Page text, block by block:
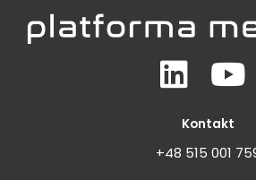
Kontakt
+48 515 001